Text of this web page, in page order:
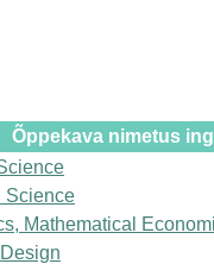
Õppekava nimetus
Science
Mathematical